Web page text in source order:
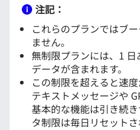
注記：
これらのプランではブ
ません。
無制限プランには、1 日
データが含まれます。
この制限を超えると速
テキストメッセージや
基本的な機能は引き続
タ制限は毎日リセットさ